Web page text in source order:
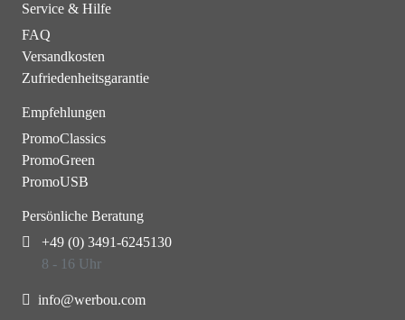
Service & Hilfe
FAQ
Versandkosten
Zufriedenheitsgarantie
Empfehlungen
PromoClassics
PromoGreen
PromoUSB
Persönliche Beratung
+49 (0) 3491-6245130
8 - 16 Uhr
info@werbou.com